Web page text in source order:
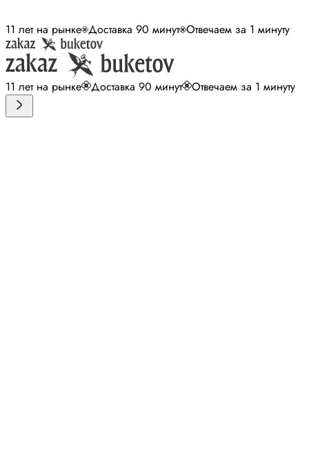
11 лет на рынке Доставка 90 минут Отвечаем за 1 минуту
11 лет на рынке Доставка 90 минут Отвечаем за 1 минуту